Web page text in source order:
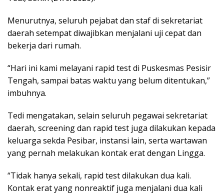
Menurutnya, seluruh pejabat dan staf di sekretariat
daerah setempat diwajibkan menjalani uji cepat dan
bekerja dari rumah.
“Hari ini kami melayani rapid test di Puskesmas Pesisir
Tengah, sampai batas waktu yang belum ditentukan,”
imbuhnya.
Tedi mengatakan, selain seluruh pegawai sekretariat
daerah, screening dan rapid test juga dilakukan kepada
keluarga sekda Pesibar, instansi lain, serta wartawan
yang pernah melakukan kontak erat dengan Lingga.
“Tidak hanya sekali, rapid test dilakukan dua kali.
Kontak erat yang nonreaktif juga menjalani dua kali